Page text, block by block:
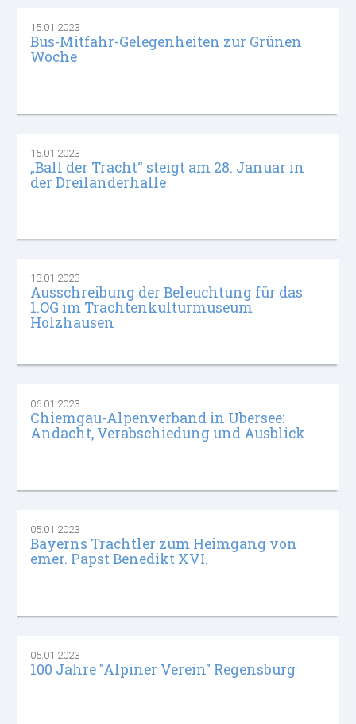
15.01.2023
Bus-Mitfahr-Gelegenheiten zur Grünen
Woche
15.01.2023
„Ball der Tracht“ steigt am 28. Januar in
der Dreiländerhalle
13.01.2023
Ausschreibung der Beleuchtung für das
1.OG im Trachtenkulturmuseum
Holzhausen
06.01.2023
Chiemgau-Alpenverband in Übersee:
Andacht, Verabschiedung und Ausblick
05.01.2023
Bayerns Trachtler zum Heimgang von
emer. Papst Benedikt XVI.
05.01.2023
100 Jahre "Alpiner Verein" Regensburg